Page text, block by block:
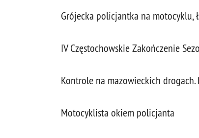
Grójecka policjantka na motocyklu,
IV Częstochowskie Zakończenie
Kontrole na mazowieckich
Motocyklista okiem policjanta